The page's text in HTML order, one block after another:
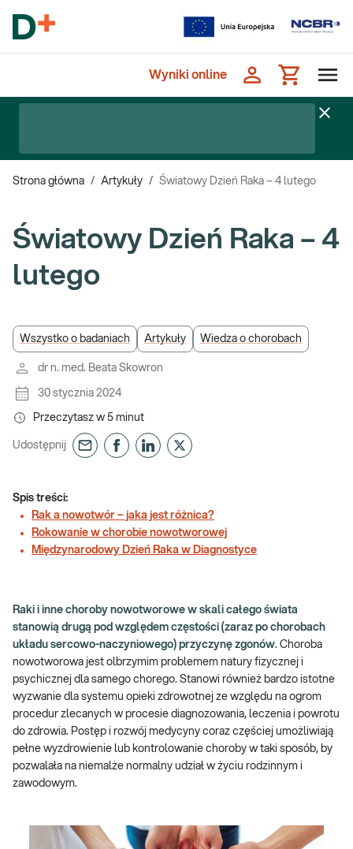
Wyniki online
Strona główna / Artykuły / Światowy Dzień Raka – 4 lutego
Światowy Dzień Raka – 4
lutego
Wszystko o badaniach Artykuły Wiedza o chorobach
dr n. med. Beata Skowron
30 stycznia 2024
Przeczytasz w 5 minut
Udostępnij
Spis treści:
Rak a nowotwór – jaka jest różnica?
Rokowanie w chorobie nowotworowej
Międzynarodowy Dzień Raka w Diagnostyce
Raki i inne choroby nowotworowe w skali całego świata
stanowią drugą pod względem częstości (zaraz po chorobach
układu sercowo-naczyniowego) przyczynę zgonów. Choroba
nowotworowa jest olbrzymim problemem natury fizycznej i
psychicznej dla samego chorego. Stanowi również bardzo istotne
wyzwanie dla systemu opieki zdrowotnej ze względu na ogrom
procedur zlecanych w procesie diagnozowania, leczenia i powrotu
do zdrowia. Postęp i rozwój medycyny coraz częściej umożliwiają
pełne wyzdrowienie lub kontrolowanie choroby w taki sposób, by
pozwalała na niemalże normalny udział w życiu rodzinnym i
zawodowym.